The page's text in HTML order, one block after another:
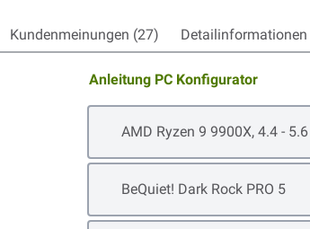
Kundenmeinungen (27) Detailinformationen
Anleitung PC Konfigurator
AMD Ryzen 9 9900X, 4.4 -
Open item options
BeQuiet! Dark Rock PRO 5
Open item options